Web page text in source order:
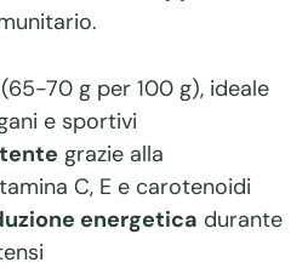
(65-70 g per 100 g), ideale
e sportivi
grazie alla
C, E e carotenoidi
energetica durante